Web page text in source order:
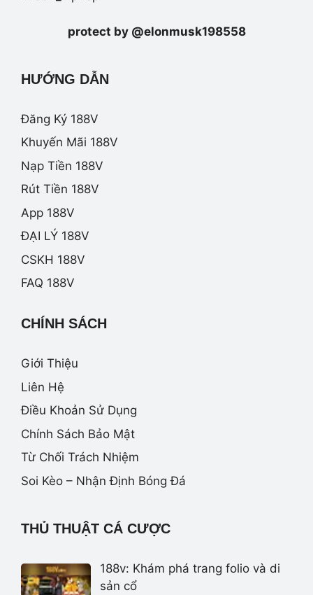
protect by @elonmusk198558
HƯỚNG DẪN
Đăng Ký 188V
Khuyến Mãi 188V
Nạp Tiền 188V
Rút Tiền 188V
App 188V
ĐẠI LÝ 188V
CSKH 188V
FAQ 188V
CHÍNH SÁCH
Giới Thiệu
Liên Hệ
Điều Khoản Sử Dụng
Chính Sách Bảo Mật
Từ Chối Trách Nhiệm
Soi Kèo – Nhận Định Bóng Đá
THỦ THUẬT CÁ CƯỢC
188v: Khám phá trang folio và di
sản cổ